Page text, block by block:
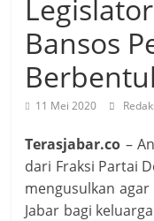
Bansos
11 Mei 2020
Terasjabar.co –
dari Fraksi Partai
mengusulkan
Jabar bagi